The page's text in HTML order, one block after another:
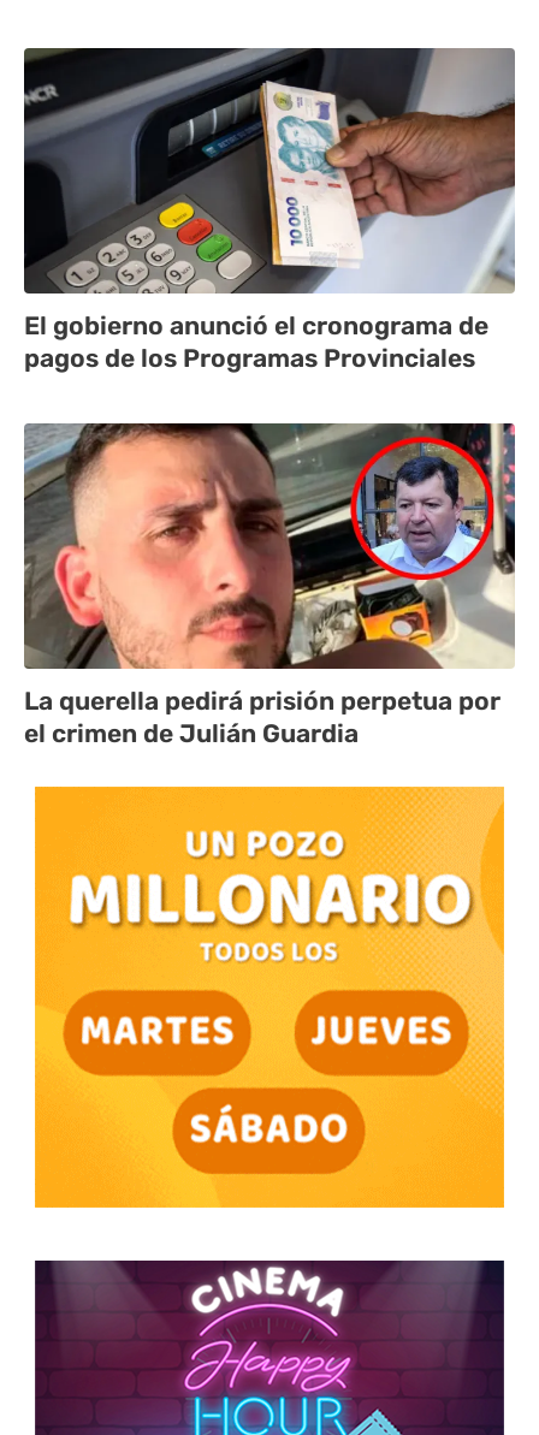
El gobierno anunció el cronograma de
pagos de los Programas Provinciales
La querella pedirá prisión perpetua por
el crimen de Julián Guardia